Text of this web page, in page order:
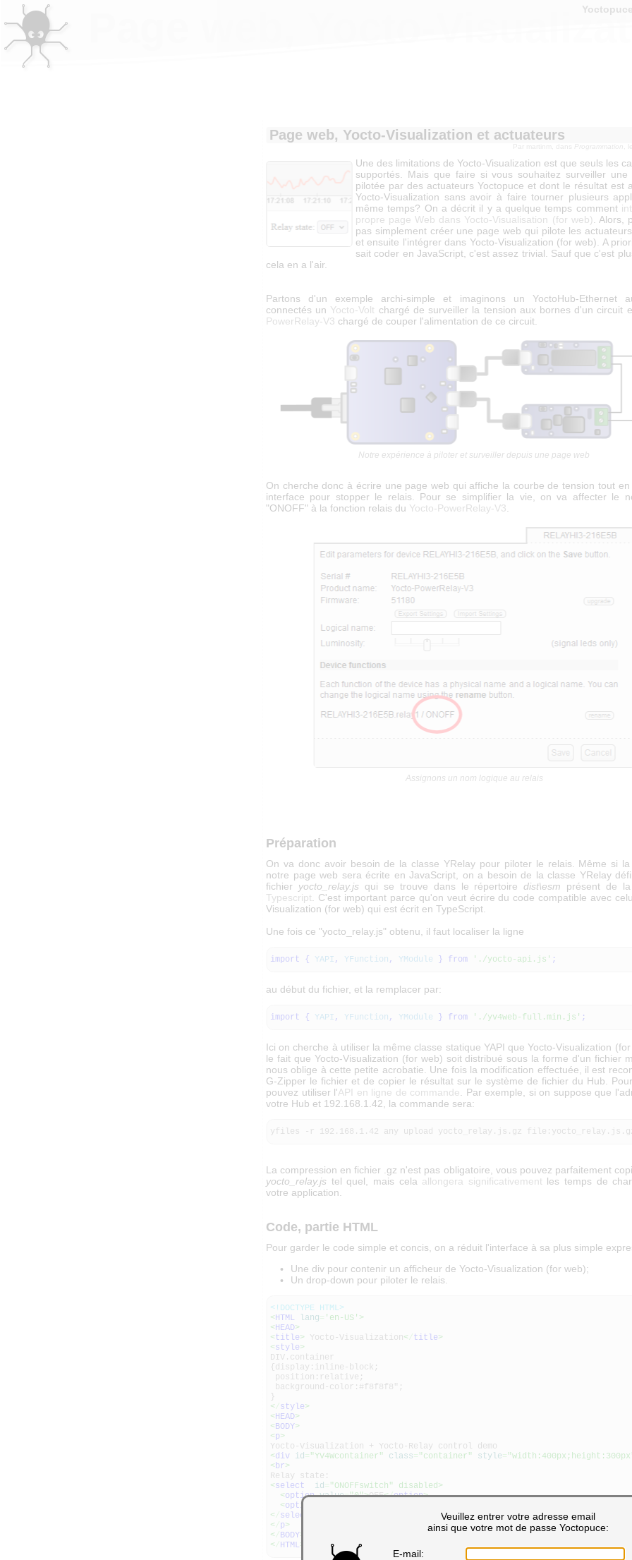
Veuillez entrer votre adresse email
ainsi que votre mot de passe Yoctopuce:
E-mail:
Page web, Yocto-
Page web, Yocto-Visualization et actuateurs
Par Programmation
Une des limitations de Yocto-Visualization est que seuls les
supportés. Mais que faire si vous souhaitez surveiller une
pilotée par des actuateurs Yoctopuce et dont le résultat est
Yocto-Visualization sans avoir à faire tourner plusieurs
même temps? On a décrit il y a quelque temps comment
propre page Web dans Yocto-Visualisation (for web) . Alors,
pas simplement créer une page web qui pilote les
et ensuite l'intégrer dans Yocto-Visualization (for web). A
sait coder en JavaScript, c'est assez trivial. Sauf que c'est
cela en a l'air.
Partons d'un exemple archi-simple et imaginons un YoctoHub-Ethernet
connectés un Yocto-Volt chargé de surveiller la tension aux bornes d'un circuit
PowerRelay-V3 chargé de couper l'alimentation de ce circuit.
Notre expérience à piloter et surveiller depuis une page web
On cherche donc à écrire une page web qui affiche la courbe de tension tout
interface pour stopper le relais. Pour se simplifier la vie, on va affecter le
"ONOFF" à la fonction relais du Yocto-PowerRelay-V3
Assignons un nom logique au relais
Préparation
On va donc avoir besoin de la classe YRelay pour piloter le relais. Même si
notre page web sera écrite en JavaScript, on a besoin de la classe YRelay
fichier yocto_relay.jsqui se trouve dans le répertoiredist\esm présent de la
Typescript . C'est important parce qu'on veut écrire du code compatible avec
Visualization (for web) qui est écrit en TypeScript.
Une fois ce "yocto_relay.js" obtenu, il faut localiser la ligne
import { YAPI , YFunction , YModule } from './yocto-api.js' ;
au début du fichier, et la remplacer par:
import { YAPI , YFunction , YModule } from './yv4web-full.min.js' ;
Ici on cherche à utiliser la même classe statique YAPI que Yocto-Visualization
le fait que Yocto-Visualization (for web) soit distribué sous la forme d'un fichier
nous oblige à cette petite acrobatie. Une fois la modification effectuée, il est
G-Zipper le fichier et de copier le résultat sur le système de fichier du Hub.
pouvez utiliser l'API en ligne de commande . Par exemple, si on suppose que
votre Hub et 192.168.1.42, la commande sera:
yfiles -r 192.168.1.42 any upload yocto_relay.js.gz
La compression en fichier .gz n'est pas obligatoire, vous pouvez parfaitement
yocto_relay.js tel quel, mais cela allongera significativement les temps de
votre application.
Code, partie HTML
Pour garder le code simple et concis, on a réduit l'interface à sa plus simple
Une div pour contenir un afficheur de Yocto-Visualization (for web);
Un drop-down pour piloter le relais.
<!DOCTYPE HTML>
<HTML lang= 'en-US' >
<HEAD>
<title> Yocto-Visualization</ title>
<style>
DIV.container
{display:inline-block;
position:relative;
background-color:#f8f8f8";
}
</ style>
<HEAD>
<BODY>
<p>
Yocto-Visualization + Yocto-Relay control demo
<div id= "YV4Wcontainer" class= "container" style=
<br>
Relay state:
<select id= "ONOFFswitch" disabled>
<option value="0">OFF</option>
<option
</ select
</ p>
</ BODY>
</ HTML>
Yoctopuce